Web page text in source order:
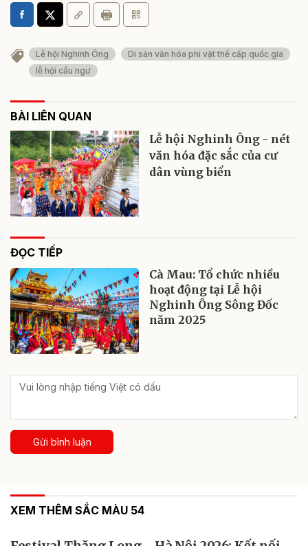
Lễ hội Nghinh Ông
Di sản văn hóa phi vật thể cấp quốc gia
lễ hội cầu ngư
BÀI LIÊN QUAN
Lễ hội Nghinh Ông - nét
văn hóa đặc sắc của cư
dân vùng biển
ĐỌC TIẾP
Cà Mau: Tổ chức nhiều
hoạt động tại Lễ hội
Nghinh Ông Sông Đốc
năm 2025
Gửi bình luận
XEM THÊM SẮC MÀU 54